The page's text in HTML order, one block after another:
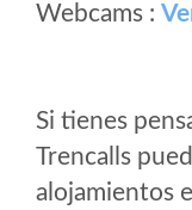
Webcams :
Si tienes
Trencalls
alojamientos